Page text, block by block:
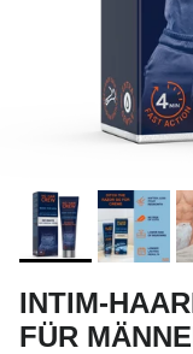
INTIM-
FÜR